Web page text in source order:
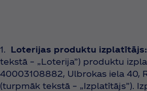
1. Loterijas produktu izplatītājs:
tekstā – „Loterija”) produktu
40003108882, Ulbrokas iela 40,
(turpmāk tekstā – „Izplatītājs”).